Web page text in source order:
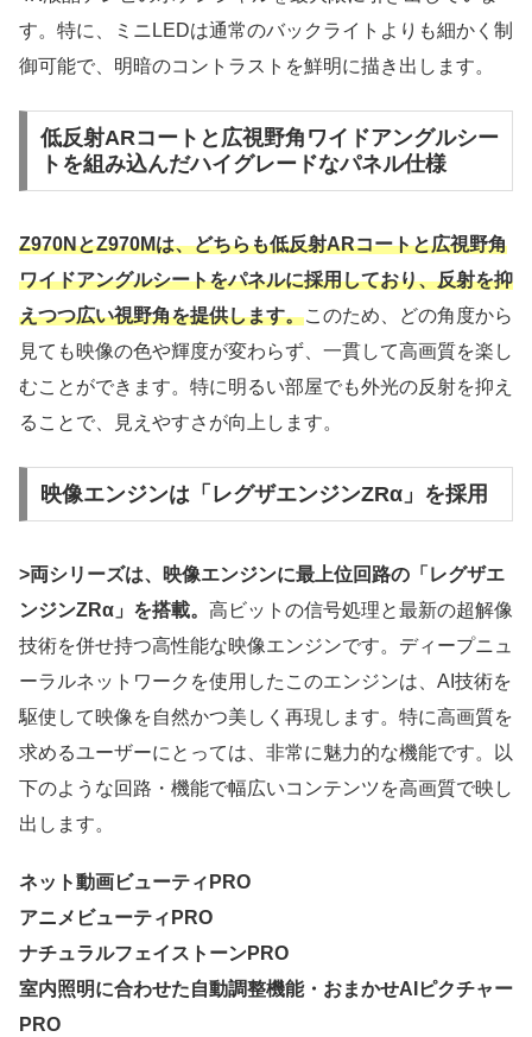
す。特に、ミニLEDは通常のバックライトよりも細かく制
御可能で、明暗のコントラストを鮮明に描き出します。
低反射ARコートと広視野角ワイドアングルシー
トを組み込んだハイグレードなパネル仕様
Z970NとZ970Mは、どちらも低反射ARコートと広視野角
ワイドアングルシートをパネルに採用しており、反射を抑
えつつ広い視野角を提供します。このため、どの角度から
見ても映像の色や輝度が変わらず、一貫して高画質を楽し
むことができます。特に明るい部屋でも外光の反射を抑え
ることで、見えやすさが向上します。
映像エンジンは「レグザエンジンZRα」を採用
>両シリーズは、映像エンジンに最上位回路の「レグザエ
ンジンZRα」を搭載。 高ビットの信号処理と最新の超解像
技術を併せ持つ高性能な映像エンジンです。ディープニュ
ーラルネットワークを使用したこのエンジンは、AI技術を
駆使して映像を自然かつ美しく再現します。特に高画質を
求めるユーザーにとっては、非常に魅力的な機能です。以
下のような回路・機能で幅広いコンテンツを高画質で映し
出します。
ネット動画ビューティPRO
アニメビューティPRO
ナチュラルフェイストーンPRO
室内照明に合わせた自動調整機能・おまかせAIピクチャー
PRO